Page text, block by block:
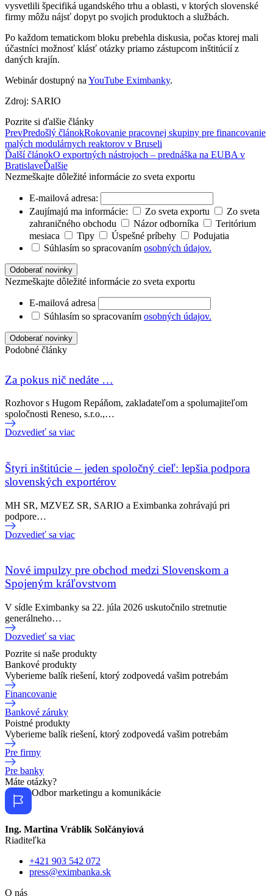
vysvetlili špecifiká ugandského trhu a oblasti, v ktorých slovenské
firmy môžu nájsť dopyt po svojich produktoch a službách.
Po každom tematickom bloku prebehla diskusia, počas ktorej mali
účastníci možnosť klásť otázky priamo zástupcom inštitúcií z
daných krajín.
Webinár dostupný na YouTube Eximbanky.
Zdroj: SARIO
Pozrite si ďalšie články
PrevPredošlý článokRokovanie pracovnej skupiny pre financovanie
malých modulárnych reaktorov v Bruseli
Ďalší článokO exportných nástrojoch – prednáška na EUBA v
BratislaveĎalšie
Nezmeškajte dôležité informácie zo sveta exportu
E-mailová adresa:
Zaujímajú ma informácie:
Zo sveta exportu
Zo sveta
zahraničného obchodu
Názor odborníka
Teritórium
mesiaca
Tipy Úspešné príbehy
Podujatia
Súhlasím so spracovaním osobných údajov.
Nezmeškajte dôležité informácie zo sveta exportu
E-mailová adresa
Súhlasím so spracovaním osobných údajov.
Podobné články
Za pokus nič nedáte …
Rozhovor s Hugom Repáňom, zakladateľom a spolumajiteľom
spoločnosti Reneso, s.r.o.,…
Dozvedieť sa viac
Štyri inštitúcie – jeden spoločný cieľ: lepšia podpora
slovenských exportérov
MH SR, MZVEZ SR, SARIO a Eximbanka zohrávajú pri
podpore…
Dozvedieť sa viac
Nové impulzy pre obchod medzi Slovenskom a
Spojeným kráľovstvom
V sídle Eximbanky sa 22. júla 2026 uskutočnilo stretnutie
generálneho…
Dozvedieť sa viac
Pozrite si naše produkty
Bankové produkty
Vyberieme balík riešení, ktorý zodpovedá vašim potrebám
Financovanie
Bankové záruky
Poistné produkty
Vyberieme balík riešení, ktorý zodpovedá vašim potrebám
Pre firmy
Pre banky
Máte otázky?
Odbor marketingu a komunikácie
Ing. Martina Vráblik Solčányiová
Riaditeľka
+421 903 542 072
press@eximbanka.sk
O nás